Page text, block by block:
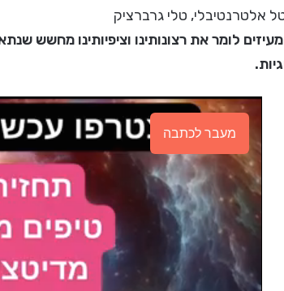
אלטרנטיבלי, טלי גרברציק
מעיזים לומר את רצונותינו וציפיותינו מחשש
מעבר לכתבה